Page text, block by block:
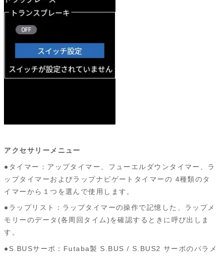
アクセサリーメニュー
●タイマー：アップタイマー、フューエルダウンタイマー、ラ
ップタイマーおよびラップナビゲートタイマーの 4種類のタ
イマーから１つを選んで使用します。
●ラップリスト：ラップタイマーの操作で記憶した、ラップメ
モリーのデータ(各周回タイム)を確認するときに呼び出しま
す。
●S.BUSサーボ：Futaba製 S.BUS / S.BUS2 サーボのパラメ